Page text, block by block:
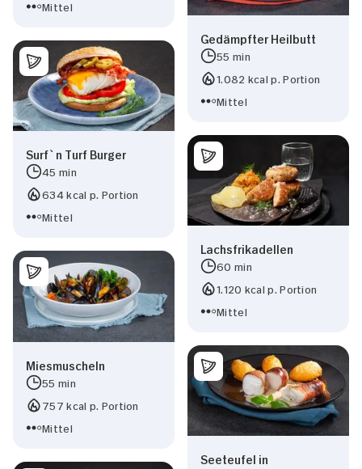
Mittel
Surf`n Turf Burger
45 min
634 kcal p. Portion
Mittel
Miesmuscheln
55 min
757 kcal p. Portion
Mittel
Gedämpfter Heilbutt
55 min
1.082 kcal p. Portion
Mittel
Lachsfrikadellen
60 min
1.120 kcal p. Portion
Mittel
Seeteufel in